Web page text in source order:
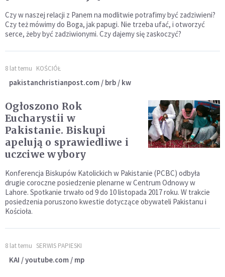
Czy w naszej relacji z Panem na modlitwie potrafimy być zadziwieni?
Czy też mówimy do Boga, jak papugi. Nie trzeba ufać, i otworzyć
serce, żeby być zadziwionymi. Czy dajemy się zaskoczyć?
8 lat temu KOŚCIÓŁ
pakistanchristianpost.com / brb / kw
Ogłoszono Rok
Eucharystii w
Pakistanie. Biskupi
apelują o sprawiedliwe i
uczciwe wybory
Konferencja Biskupów Katolickich w Pakistanie (PCBC) odbyła
drugie coroczne posiedzenie plenarne w Centrum Odnowy w
Lahore. Spotkanie trwało od 9 do 10 listopada 2017 roku. W trakcie
posiedzenia poruszono kwestie dotyczące obywateli Pakistanu i
Kościoła.
8 lat temu SERWIS PAPIESKI
KAI / youtube.com / mp